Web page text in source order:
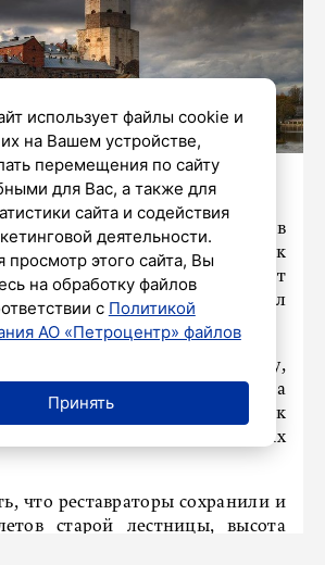
монтаж стеклянного лифта в
Выборгском замке подходят к
специалисты проводят
работы. Об этом сообщил
также оборудовали лестницу,
к концу 2024 года
в России средневековый замок
для маломобильных
что реставраторы сохранили и
старой лестницы, высота
использует файлы cookie и
на Вашем устройстве,
перемещения по сайту
для Вас, а также для
сайта и содействия
деятельности.
этого сайта, Вы
на обработку файлов
с Политикой
АО «Петроцентр» файлов
Принять